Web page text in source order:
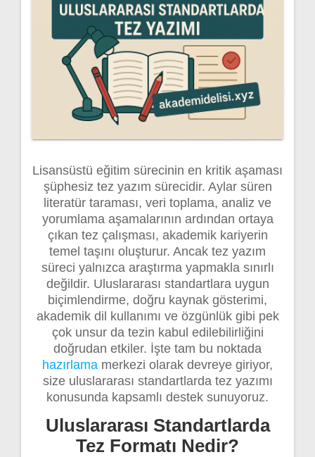
Lisansüstü eğitim sürecinin en kritik aşaması
şüphesiz tez yazım sürecidir. Aylar süren
literatür taraması, veri toplama, analiz ve
yorumlama aşamalarının ardından ortaya
çıkan tez çalışması, akademik kariyerin
temel taşını oluşturur. Ancak tez yazım
süreci yalnızca araştırma yapmakla sınırlı
değildir. Uluslararası standartlara uygun
biçimlendirme, doğru kaynak gösterimi,
akademik dil kullanımı ve özgünlük gibi pek
çok unsur da tezin kabul edilebilirliğini
doğrudan etkiler. İşte tam bu noktada
hazırlama merkezi olarak devreye giriyor,
size uluslararası standartlarda tez yazımı
konusunda kapsamlı destek sunuyoruz.
Uluslararası Standartlarda
Tez Formatı Nedir?